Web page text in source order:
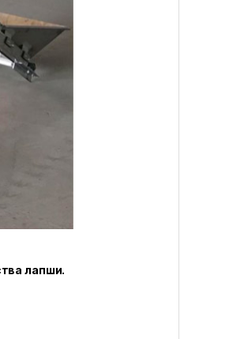
лапши.